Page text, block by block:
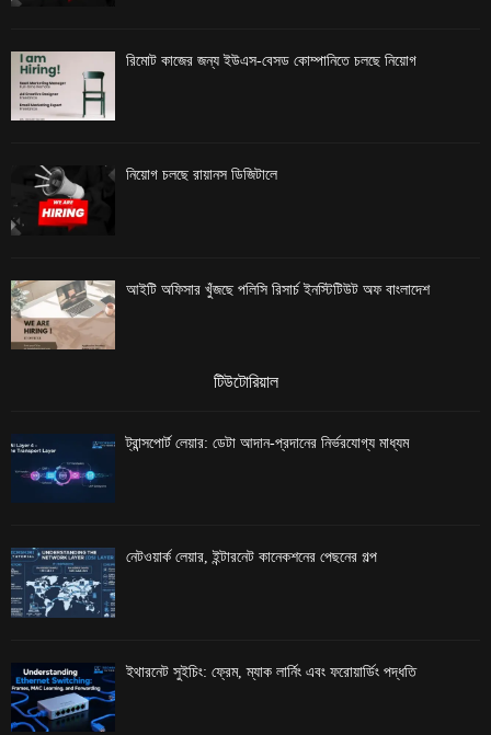
রিমোট কাজের জন্য ইউএস-বেসড কোম্পানিতে চলছে নিয়োগ
নিয়োগ চলছে রায়ানস ডিজিটালে
আইটি অফিসার খুঁজছে পলিসি রিসার্চ ইনস্টিটিউট অফ বাংলাদেশ
টিউটোরিয়াল
ট্রান্সপোর্ট লেয়ার: ডেটা আদান-প্রদানের নির্ভরযোগ্য মাধ্যম
নেটওয়ার্ক লেয়ার, ইন্টারনেট কানেকশনের পেছনের গল্প
ইথারনেট সুইচিং: ফ্রেম, ম্যাক লার্নিং এবং ফরোয়ার্ডিং পদ্ধতি